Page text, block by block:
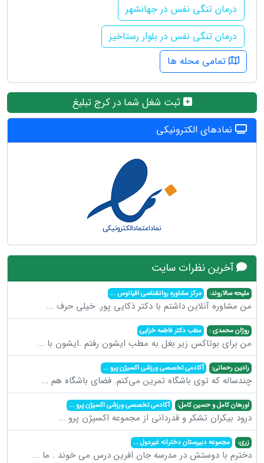
درمان تنگی نفس در جهانشهر
درمان تنگی نفس در بلوار رستاخیز
تمامی محله ها
ثبت شغل شما در کرج تبلیغ
نمادهای الکترونیکی
آخرین نظرات سایت
ملیحه سالاروند: مرکز مشاوره روانشناسی اقیانوس...
من مشاوره آنلاین داشتم با دکتر ذکایی پور. خیلی حرف ...
روژان محمدی : مطب دکتر فاطمه خزایی
من برای بوتاکس زیر بغل به مطب ایشون رفتم .ایشون با ...
رادین رحمانی: آکادمی تخصصی ورزشی اکسیژن پرو...
چندساله که توی باشگاه تمرین می‌کنم. فضای باشگاه هم ...
اورهان کامل و حسین کامل: آکادمی تخصصی ورزشی اکسیژن پرو...
درود بیکران تشکر و قدردانی از مجموعه اکسیژن پرو ...
زری: مجموعه دبیرستان دخترانه غیردول...
دخترم با دوستش در مدرسه جان افرین درس می خوند . ما ...